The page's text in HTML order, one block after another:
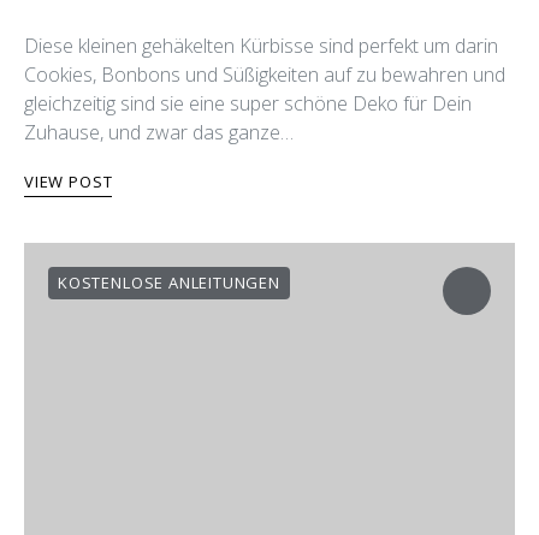
Diese kleinen gehäkelten Kürbisse sind perfekt um darin
Cookies, Bonbons und Süßigkeiten auf zu bewahren und
gleichzeitig sind sie eine super schöne Deko für Dein
Zuhause, und zwar das ganze…
VIEW POST
KOSTENLOSE ANLEITUNGEN